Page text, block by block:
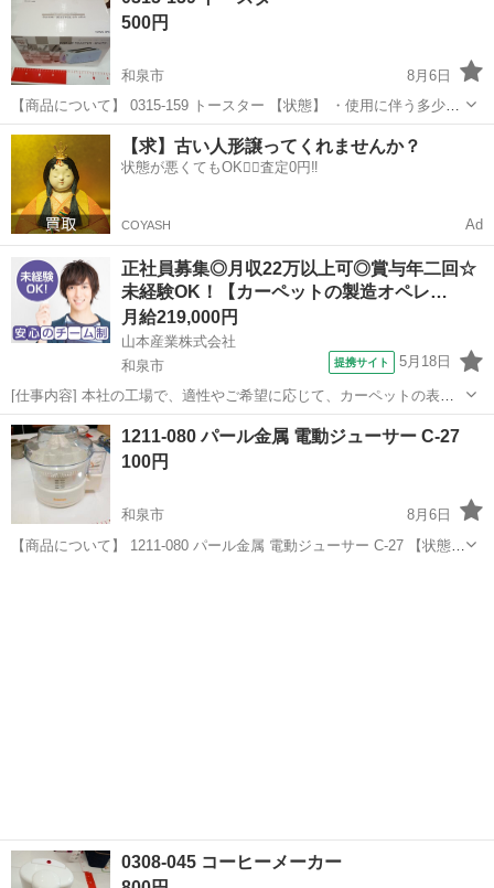
500円
和泉市
8月6日
【商品について】 0315-159 トースター 【状態】 ・使用に伴う多少の
スレ、キズ、落としきれない汚れなどございます ・詳細は現地でご確
認ください ・お値引きは出来かねますのでご了承願います ※中古品...
大阪 和泉市 家電 リユース
【求】古い人形譲ってくれませんか？
状態が悪くてもOK🙆‍♀️査定0円‼️
COYASH Ad
正社員募集◎月収22万以上可◎賞与年二回☆
未経験OK！【カーペットの製造オペレ…
月給219,000円
山本産業株式会社
和泉市
提携サイト 5月18日
[仕事内容] 本社の工場で、適性やご希望に応じて、カーペットの表面
の柄を構成するタフト工程、 またはカーペット製造の最終工程となる
裏加工工程、その他の工程のいずれかを担当していただきます。 未経
験の方もイチからお教えします...
大阪 和泉市 工場
1211-080 パール金属 電動ジューサー C-27
100円
和泉市
8月6日
【商品について】 1211-080 パール金属 電動ジューサー C-27 【状態】
0308-045 コーヒーメーカー